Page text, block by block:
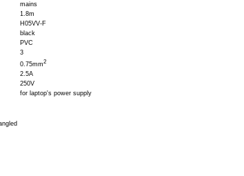
mains
1.8m
H05VV-F
black
PVC
3
0.75mm2
2.5A
250V
for laptop's power supply